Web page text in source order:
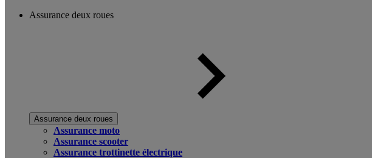
Assurance deux roues
Assurance deux roues
Assurance moto
Assurance scooter
Assurance trottinette électrique